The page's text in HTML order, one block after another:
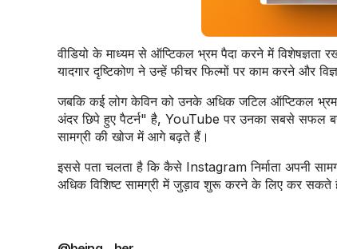
वीडियो के माध्यम से ऑप्टिकल भ्रम पैदा करने में विशेषज्ञता
यादगार दृष्टिकोण ने उन्हें फीचर फिल्मों पर काम करने और
जबकि कई लोग केविन को उनके अधिक जटिल ऑप्टिकल
अंदर छिपे हुए पैटर्न" है, YouTube पर उनका सबसे सफल
सामग्री की खोज में आगे बढ़ते हैं।
इससे पता चलता है कि कैसे Instagram निर्माता अपनी
अधिक विशिष्ट सामग्री में जुड़ाव शुरू करने के लिए कर सकते